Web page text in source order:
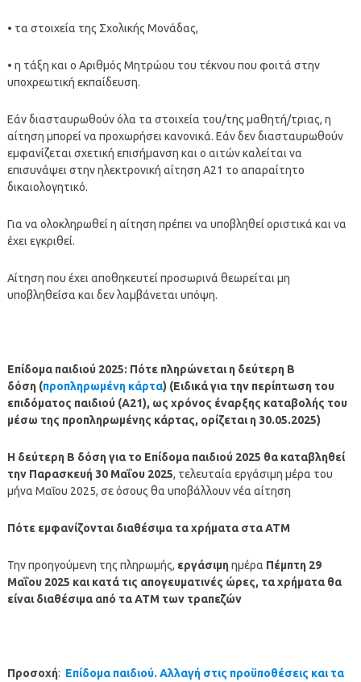
• τα στοιχεία της Σχολικής Μονάδας,
• η τάξη και ο Αριθμός Μητρώου του τέκνου που φοιτά στην
υποχρεωτική εκπαίδευση.
Εάν διασταυρωθούν όλα τα στοιχεία του/της μαθητή/τριας, η
αίτηση μπορεί να προχωρήσει κανονικά. Εάν δεν διασταυρωθούν
εμφανίζεται σχετική επισήμανση και ο αιτών καλείται να
επισυνάψει στην ηλεκτρονική αίτηση Α21 το απαραίτητο
δικαιολογητικό.
Για να ολοκληρωθεί η αίτηση πρέπει να υποβληθεί οριστικά και να
έχει εγκριθεί.
Αίτηση που έχει αποθηκευτεί προσωρινά θεωρείται μη
υποβληθείσα και δεν λαμβάνεται υπόψη.
Επίδομα παιδιού 2025: Πότε πληρώνεται η δεύτερη Β
δόση (προπληρωμένη κάρτα) (Ειδικά για την περίπτωση του
επιδόματος παιδιού (Α21), ως χρόνος έναρξης καταβολής του
μέσω της προπληρωμένης κάρτας, ορίζεται η 30.05.2025)
Η δεύτερη Β δόσηγια το Επίδομα παιδιού 2025 θα καταβληθεί
την Παρασκευή 30 Μαΐου 2025, τελευταία εργάσιμη μέρα του
μήνα Μαΐου 2025, σε όσους θα υποβάλλουν νέα αίτηση
Πότε εμφανίζονται διαθέσιμα τα χρήματα στα ΑΤΜ
Την προηγούμενη της πληρωμής, εργάσιμηημέρα Πέμπτη 29
Μαΐου 2025 και κατά τις απογευματινές ώρες, τα χρήματα θα
είναι διαθέσιμα από τα ΑΤΜ των τραπεζών
Προσοχή: Επίδομα παιδιού. Αλλαγή στις προϋποθέσεις και τα